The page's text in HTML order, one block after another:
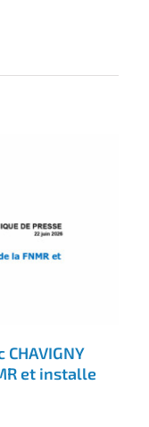
CHAVIGNY
et installe